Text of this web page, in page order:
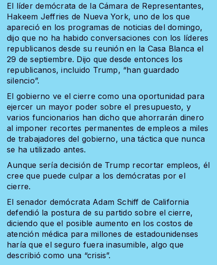
El líder demócrata de la Cámara de Representantes,
Hakeem Jeffries de Nueva York, uno de los que
apareció en los programas de noticias del domingo,
dijo que no ha habido conversaciones con los líderes
republicanos desde su reunión en la Casa Blanca el
29 de septiembre. Dijo que desde entonces los
republicanos, incluido Trump, “han guardado
silencio”.
El gobierno ve el cierre como una oportunidad para
ejercer un mayor poder sobre el presupuesto, y
varios funcionarios han dicho que ahorrarán dinero
al imponer recortes permanentes de empleos a miles
de trabajadores del gobierno, una táctica que nunca
se ha utilizado antes.
Aunque sería decisión de Trump recortar empleos, él
cree que puede culpar a los demócratas por el
cierre.
El senador demócrata Adam Schiff de California
defendió la postura de su partido sobre el cierre,
diciendo que el posible aumento en los costos de
atención médica para millones de estadounidenses
haría que el seguro fuera inasumible, algo que
describió como una “crisis”.